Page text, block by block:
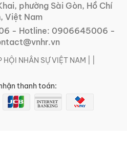
phường Sài Gòn, Hồ Chí
Việt Nam
- Hotline: 0906645006 -
NHÂN SỰ VIỆT NAM | |
thanh toán: